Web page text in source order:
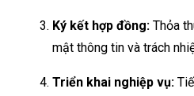
Ký kết hợp đồng: Thỏa
mật thông tin và trách
Triển khai nghiệp vụ: